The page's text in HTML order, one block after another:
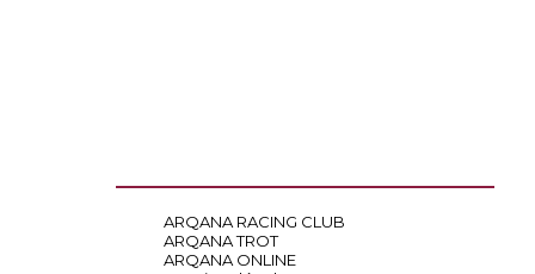
ARQANA RACING CLUB
ARQANA TROT
ARQANA ONLINE